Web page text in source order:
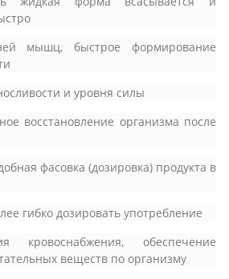
мышц, быстрое формирование
и уровня силы
восстановление организма после
фасовка (дозировка) продукта в
гибко дозировать употребление
кровоснабжения, обеспечение
веществ по организму